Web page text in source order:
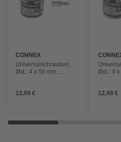
CONNEX
Universalschrauben,
ØxL: 4 x 50 mm,
12,99 €
ØxL: 4 x
12,99 €